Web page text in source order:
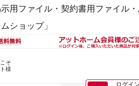
用ファイル・契約書用ファイル
ショップ」
そ
様